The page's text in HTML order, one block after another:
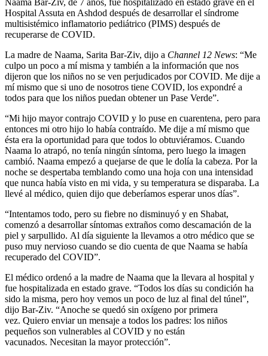
Hospital Assuta en Ashdod después de desarrollar el síndrome
multisistémico inflamatorio pediátrico (PIMS) después de
recuperarse de COVID.
La madre de Naama, Sarita Bar-Ziv, dijo a Channel 12 News: “Me
culpo un poco a mí misma y también a la información que nos
dijeron que los niños no se ven perjudicados por COVID. Me dije a
mí mismo que si uno de nosotros tiene COVID, los expondré a
todos para que los niños puedan obtener un Pase Verde”.
“Mi hijo mayor contrajo COVID y lo puse en cuarentena, pero para
entonces mi otro hijo lo había contraído. Me dije a mí mismo que
ésta era la oportunidad para que todos lo obtuviéramos. Cuando
Naama lo atrapó, no tenía ningún síntoma, pero luego la imagen
cambió. Naama empezó a quejarse de que le dolía la cabeza. Por la
noche se despertaba temblando como una hoja con una intensidad
que nunca había visto en mi vida, y su temperatura se disparaba. La
llevé al médico, quien dijo que deberíamos esperar unos días”.
“Intentamos todo, pero su fiebre no disminuyó y en Shabat,
comenzó a desarrollar síntomas extraños como descamación de la
piel y sarpullido. Al día siguiente la llevamos a otro médico que se
puso muy nervioso cuando se dio cuenta de que Naama se había
recuperado del COVID”.
El médico ordenó a la madre de Naama que la llevara al hospital y
fue hospitalizada en estado grave. “Todos los días su condición ha
sido la misma, pero hoy vemos un poco de luz al final del túnel”,
dijo Bar-Ziv. “Anoche se quedó sin oxígeno por primera
vez. Quiero enviar un mensaje a todos los padres: los niños
pequeños son vulnerables al COVID y no están
vacunados. Necesitan la mayor protección”.